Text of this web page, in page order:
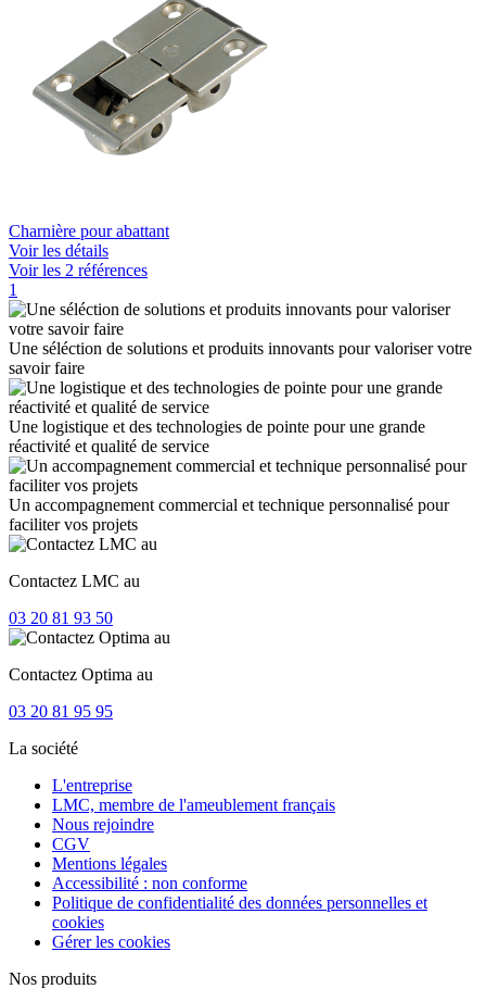
Charnière pour abattant
Voir les détails
Voir les 2 références
1
Une séléction de solutions et produits innovants pour valoriser votre
savoir faire
Une logistique et des technologies de pointe pour une grande
réactivité et qualité de service
Un accompagnement commercial et technique personnalisé pour
faciliter vos projets
Contactez LMC au
03 20 81 93 50
Contactez Optima au
03 20 81 95 95
La société
L'entreprise
LMC, membre de l'ameublement français
Nous rejoindre
CGV
Mentions légales
Accessibilité : non conforme
Politique de confidentialité des données personnelles et
cookies
Gérer les cookies
Nos produits